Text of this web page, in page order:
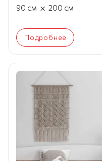
90 см × 200 см
Подробнее